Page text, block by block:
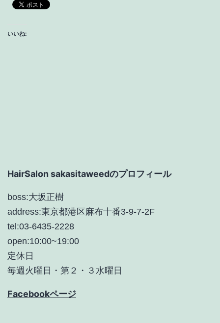
いいね:
HairSalon sakasitaweedのプロフィール
boss:大坂正樹
address:東京都港区麻布十番3-9-7-2F
tel:03-6435-2228
open:10:00~19:00
定休日
毎週火曜日・第２・３水曜日
Facebookページ